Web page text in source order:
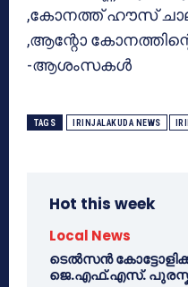
,കോനത്ത് ഹൗസ്
,ആന്റോ
-ആശംസകള്‍
TAGS IRINJALAKUDA NEWS
Hot this week
Local News
ടെൽസൻ
ജെ.എഫ്.എസ്.